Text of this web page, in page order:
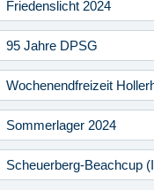
Friedenslicht 2024
95 Jahre DPSG
Wochenendfreizeit
Sommerlager 2024
Scheuerberg-Beachcup